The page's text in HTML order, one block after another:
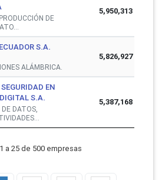
DE
5,950,313
S.A.
ALÁMBRICA.
5,826,927
EN
S.A.
DATOS,
5,387,168
a 25 de 500 empresas